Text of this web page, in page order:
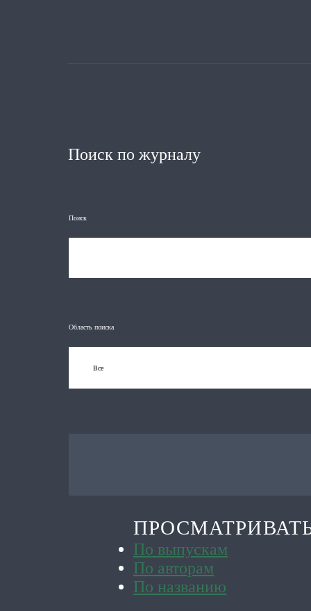
Поиск по журналу
Поиск
Область поиска
По выпускам
По авторам
По названию